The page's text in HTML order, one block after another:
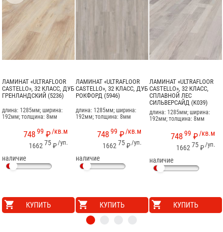
ЛАМИНАТ «ULTRAFLOOR
CASTELLO», 32 КЛАСС, ДУБ
ГРЕНЛАНДСКИЙ (5236)
длина: 1285мм; ширина:
192мм; толщина: 8мм
/кв.м
74899 ₽
/уп.
1662 75₽
наличие
КУПИТЬ
ЛАМИНАТ «ULTRAFLOOR
CASTELLO», 32 КЛАСС, ДУБ
РОКФОРД (5946)
длина: 1285мм; ширина:
192мм; толщина: 8мм
/кв.м
74899 ₽
/уп.
1662 75₽
наличие
КУПИТЬ
ЛАМИНАТ «ULTRAFLOOR
CASTELLO», 32 КЛАСС,
СПЛАВНОЙ ЛЕС
СИЛЬВЕРСАЙД (K039)
длина: 1285мм; ширина:
192мм; толщина: 8мм
/кв.м
74899 ₽
/уп.
1662 75₽
наличие
КУПИТЬ